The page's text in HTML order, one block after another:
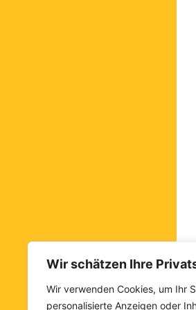
Wir schätzen Ihre
Wir verwenden Cookies, um Ihr
personalisierte Anzeigen oder